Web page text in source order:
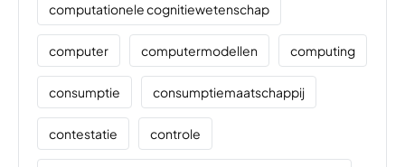
computationele cognitiewetenschap
computer computermodellen computing
consumptie consumptiemaatschappij
contestatie controle